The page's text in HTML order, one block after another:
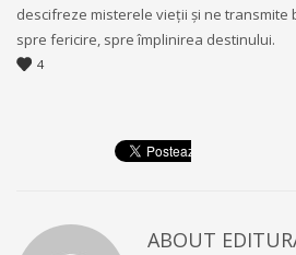
descifreze misterele vieții și ne transmite
spre fericire, spre împlinirea destinului.
4
ABOUT